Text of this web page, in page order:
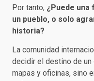
Por tanto, ¿Puede una
un pueblo, o solo
historia?
La comunidad
decidir el destino de
mapas y oficinas, sino